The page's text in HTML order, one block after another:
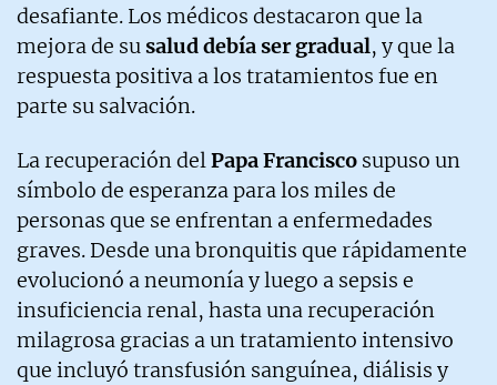
desafiante. Los médicos destacaron que la
mejora de susalud debía ser gradual, y que la
respuesta positiva a los tratamientos fue en
parte su salvación.
La recuperación delPapa Francisco supuso un
símbolo de esperanza para los miles de
personas que se enfrentan a enfermedades
graves. Desde una bronquitis que rápidamente
evolucionó a neumonía y luego a sepsis e
insuficiencia renal, hasta una recuperación
milagrosa gracias a un tratamiento intensivo
que incluyó transfusión sanguínea, diálisis y